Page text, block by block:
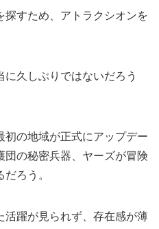
探すため、アトラクシオンを
久しぶりではないだろう
初の地域が正式にアップデー
団の秘密兵器、ヤーズが冒険
ろう。
活躍が見られず、存在感が薄